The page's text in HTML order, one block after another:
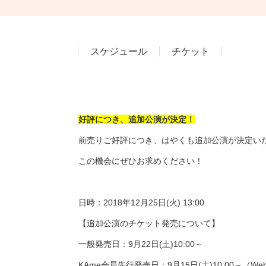
スケジュール チケット
好評につき、追加公演が決定！
前売りご好評につき、はやくも追加公演が決定い
この機会にぜひお求めください！
日時：2018年12月25日(火) 13:00
【追加公演のチケット発売について】
一般発売日：9月22日(土)10:00～